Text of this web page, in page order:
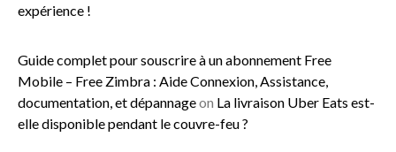
expérience !
Guide complet pour souscrire à un abonnement Free
Mobile – Free Zimbra : Aide Connexion, Assistance,
documentation, et dépannageon La livraison Uber Eats est-
elle disponible pendant le couvre-feu ?